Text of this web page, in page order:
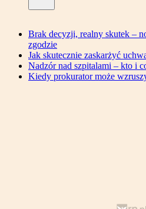
Brak decyzji, realny skutek –
zgodzie
Jak skutecznie zaskarżyć
Nadzór nad szpitalami – kto i
Kiedy prokurator może